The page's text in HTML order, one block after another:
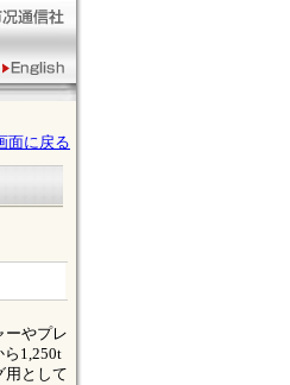
面に戻る
ーやプレ
ら1,250t
用として